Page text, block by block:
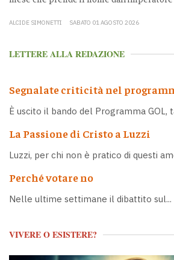
ALCIDE SIMONETTI SABATO 01 AGOSTO 2026
LETTERE ALLA REDAZIONE
Segnalate criticità nel
È uscito il bando del Programma GOL,
La Passione di Cristo a Luzzi
Luzzi, per chi non è pratico di questi
Perché votare no
Nelle ultime settimane il dibattito sul...
VIVERE O ESISTERE?